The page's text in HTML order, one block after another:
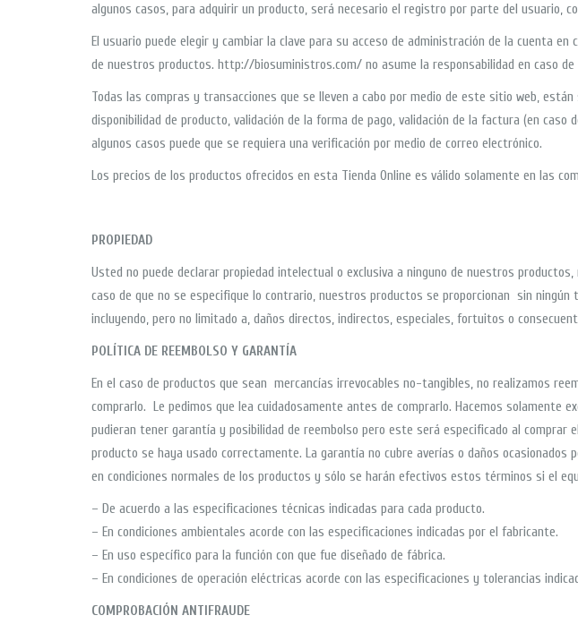
algunos casos, para adquirir un producto, será necesario el registro por parte del usuario,
El usuario puede elegir y cambiar la clave para su acceso de administración de la cuenta
de nuestros productos. http://biosuministros.com/ no asume la responsabilidad en caso de
Todas las compras y transacciones que se lleven a cabo por medio de este sitio web,
disponibilidad de producto, validación de la forma de pago, validación de la factura (en
algunos casos puede que se requiera una verificación por medio de correo electrónico.
Los precios de los productos ofrecidos en esta Tienda Online es válido solamente en las
PROPIEDAD
Usted no puede declarar propiedad intelectual o exclusiva a ninguno de nuestros
caso de que no se especifique lo contrario, nuestros productos se proporcionan sin
incluyendo, pero no limitado a, daños directos, indirectos, especiales, fortuitos o
POLÍTICA DE REEMBOLSO Y GARANTÍA
En el caso de productos que sean mercancías irrevocables no-tangibles, no realizamos
comprarlo. Le pedimos que lea cuidadosamente antes de comprarlo. Hacemos solamente
pudieran tener garantía y posibilidad de reembolso pero este será especificado al
producto se haya usado correctamente. La garantía no cubre averías o daños
en condiciones normales de los productos y sólo se harán efectivos estos términos si el
– De acuerdo a las especificaciones técnicas indicadas para cada producto.
– En condiciones ambientales acorde con las especificaciones indicadas por el fabricante.
– En uso específico para la función con que fue diseñado de fábrica.
– En condiciones de operación eléctricas acorde con las especificaciones y tolerancias
COMPROBACIÓN ANTIFRAUDE